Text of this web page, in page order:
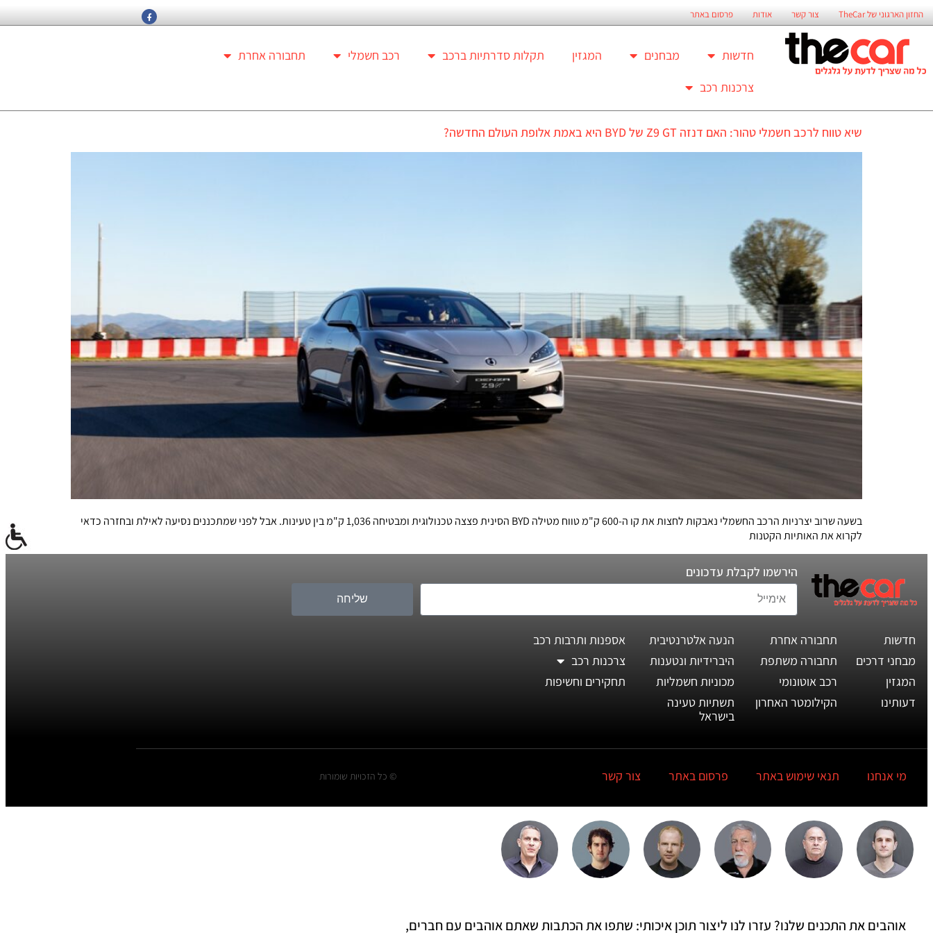
החזון הארגוני של TheCar צור קשר אודות פרסום באתר
חדשות מבחנים המגזין תקלות סדרתיות ברכב רכב חשמלי
תחבורה אחרת
צרכנות רכב
שיא טווח לרכב חשמלי טהור: האם דנזה Z9 GT של BYD היא באמת אלופת העולם החדשה?
בשעה שרוב יצרניות הרכב החשמלי נאבקות לחצות את קו ה-600 ק"מ טווח מטילה BYD הסינית פצצה טכנולוגית ומבטיחה 1,036 ק"מ בין טעינות. אבל לפני שמתכננים נסיעה לאילת ובחזרה כדאי
לקרוא את האותיות הקטנות
הירשמו לקבלת עדכונים
שליחה
חדשות
מבחני דרכים
המגזין
דעותינו
תחבורה אחרת
תחבורה משתפת
רכב אוטונומי
הקילומטר האחרון
הנעה אלטרנטיבית
היברידיות ונטענות
מכוניות חשמליות
תשתיות טעינה
בישראל
אספנות ותרבות רכב
צרכנות רכב
תחקירים וחשיפות
מי אנחנו תנאי שימוש באתר פרסום באתר צור קשר © כל הזכויות שומורות
אוהבים את התכנים שלנו? עזרו לנו ליצור תוכן איכותי: שתפו את הכתבות שאתם אוהבים עם חברים,